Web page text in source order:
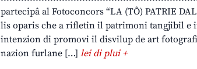
partecipâ al Fotoconcors “LA (TÔ) PATRIE
lis oparis che a rifletin il patrimoni tangjibil e
intenzion di promovi il disvilup de art
nazion furlane […] lei di plui +